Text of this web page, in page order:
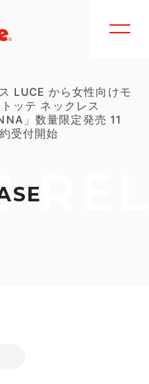
LUCE から女性向けモ
ッテ ネックレス
」数量限定発売 11
受付開始